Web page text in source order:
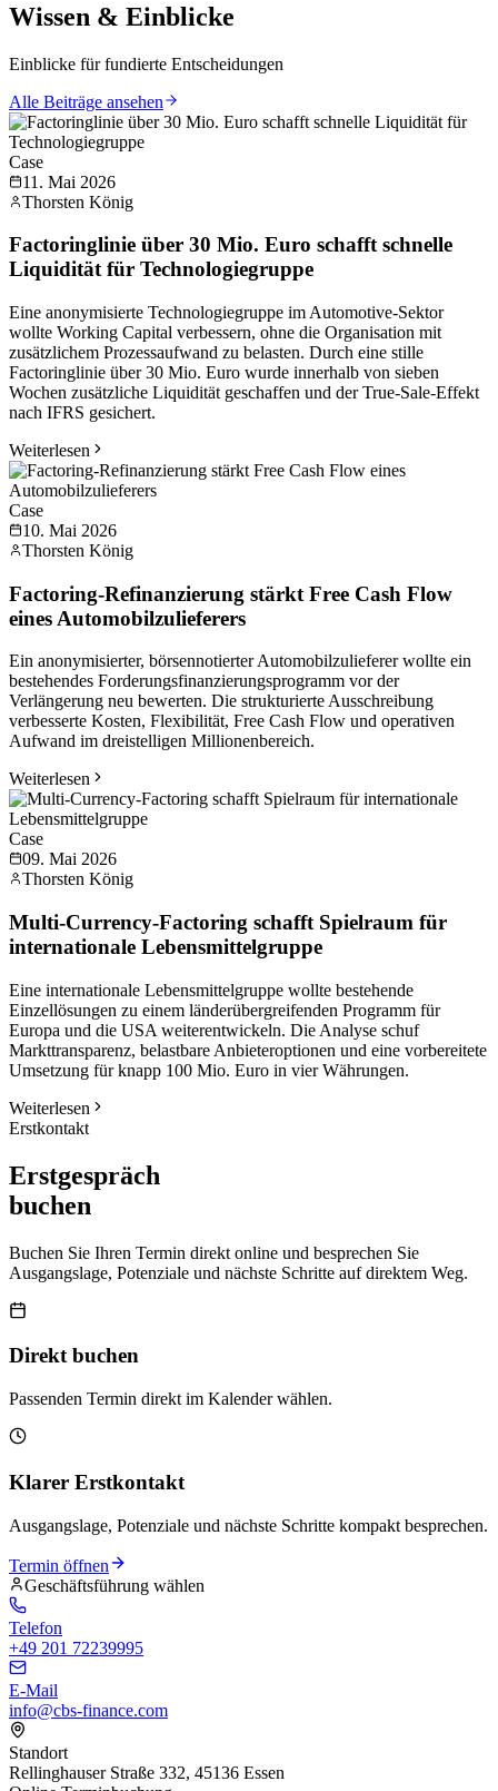
Wissen & Einblicke
Einblicke für fundierte Entscheidungen
Alle Beiträge ansehen
Case
11. Mai 2026
Thorsten König
Factoringlinie über 30 Mio. Euro schafft schnelle
Liquidität für Technologiegruppe
Eine anonymisierte Technologiegruppe im Automotive-Sektor
wollte Working Capital verbessern, ohne die Organisation mit
zusätzlichem Prozessaufwand zu belasten. Durch eine stille
Factoringlinie über 30 Mio. Euro wurde innerhalb von sieben
Wochen zusätzliche Liquidität geschaffen und der True-Sale-Effekt
nach IFRS gesichert.
Weiterlesen
Case
10. Mai 2026
Thorsten König
Factoring-Refinanzierung stärkt Free Cash Flow
eines Automobilzulieferers
Ein anonymisierter, börsennotierter Automobilzulieferer wollte ein
bestehendes Forderungsfinanzierungsprogramm vor der
Verlängerung neu bewerten. Die strukturierte Ausschreibung
verbesserte Kosten, Flexibilität, Free Cash Flow und operativen
Aufwand im dreistelligen Millionenbereich.
Weiterlesen
Case
09. Mai 2026
Thorsten König
Multi-Currency-Factoring schafft Spielraum für
internationale Lebensmittelgruppe
Eine internationale Lebensmittelgruppe wollte bestehende
Einzellösungen zu einem länderübergreifenden Programm für
Europa und die USA weiterentwickeln. Die Analyse schuf
Markttransparenz, belastbare Anbieteroptionen und eine vorbereitete
Umsetzung für knapp 100 Mio. Euro in vier Währungen.
Weiterlesen
Erstkontakt
Erstgespräch
buchen
Buchen Sie Ihren Termin direkt online und besprechen Sie
Ausgangslage, Potenziale und nächste Schritte auf direktem Weg.
Direkt buchen
Passenden Termin direkt im Kalender wählen.
Klarer Erstkontakt
Ausgangslage, Potenziale und nächste Schritte kompakt besprechen.
Termin öffnen
Geschäftsführung wählen
Telefon
+49 201 72239995
E-Mail
info@cbs-finance.com
Standort
Rellinghauser Straße 332, 45136 Essen